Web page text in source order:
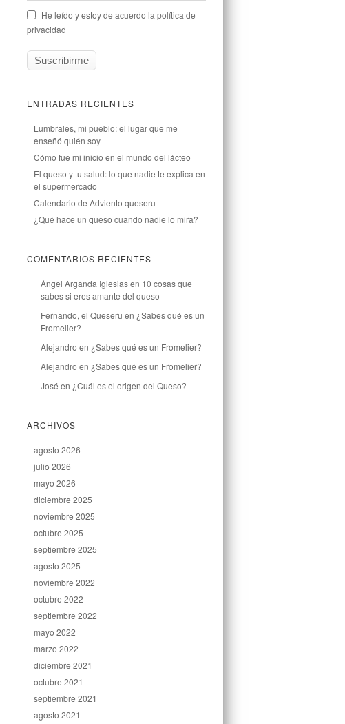
He leído y estoy de acuerdo la política de
privacidad
ENTRADAS RECIENTES
Lumbrales, mi pueblo: el lugar que me
enseñó quién soy
Cómo fue mi inicio en el mundo del lácteo
El queso y tu salud: lo que nadie te explica en
el supermercado
Calendario de Adviento queseru
¿Qué hace un queso cuando nadie lo mira?
COMENTARIOS RECIENTES
Ángel Arganda Iglesiasen 10 cosas que
sabes si eres amante del queso
Fernando, el Queseru en ¿Sabes qué es un
Fromelier?
Alejandro en ¿Sabes qué es un Fromelier?
Alejandro en ¿Sabes qué es un Fromelier?
José en ¿Cuál es el origen del Queso?
ARCHIVOS
agosto 2026
julio 2026
mayo 2026
diciembre 2025
noviembre 2025
octubre 2025
septiembre 2025
agosto 2025
noviembre 2022
octubre 2022
septiembre 2022
mayo 2022
marzo 2022
diciembre 2021
octubre 2021
septiembre 2021
agosto 2021